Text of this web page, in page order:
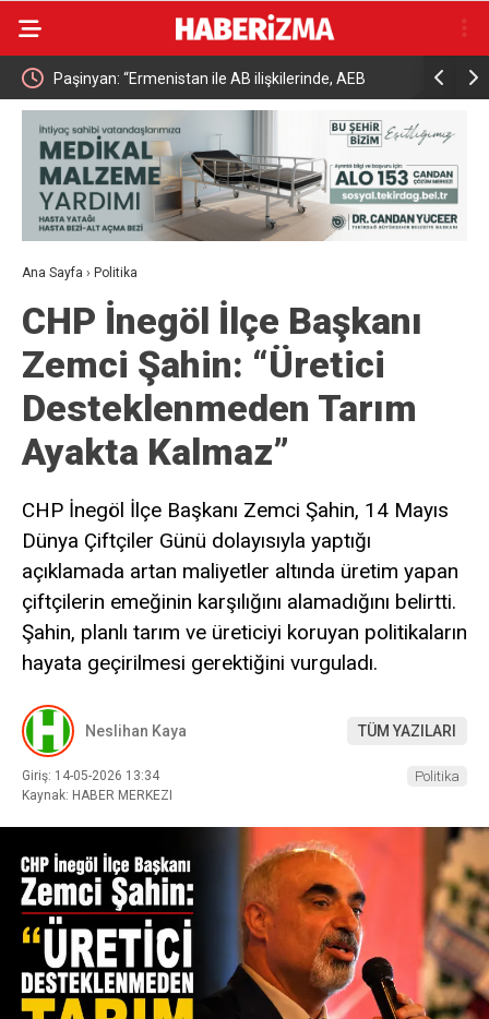
Paşinyan: “Ermenistan ile AB ilişkilerinde, AEB
içindeki ve kapsamındaki ilişkilerde sahip olduğumuz
statüye aykırı gelen herhangi bir hukuki, ekonomik
ya da siyasi yükümlülük yoktur”
Bakan
Ana Sayfa › Politika
CHP İnegöl İlçe Başkanı
Zemci Şahin: “Üretici
Desteklenmeden Tarım
Ayakta Kalmaz”
CHP İnegöl İlçe Başkanı Zemci Şahin, 14 Mayıs
Dünya Çiftçiler Günü dolayısıyla yaptığı
açıklamada artan maliyetler altında üretim yapan
çiftçilerin emeğinin karşılığını alamadığını belirtti.
Şahin, planlı tarım ve üreticiyi koruyan politikaların
hayata geçirilmesi gerektiğini vurguladı.
Neslihan Kaya TÜM YAZILARI
Giriş: 14-05-2026 13:34
Kaynak: HABER MERKEZI
Politika